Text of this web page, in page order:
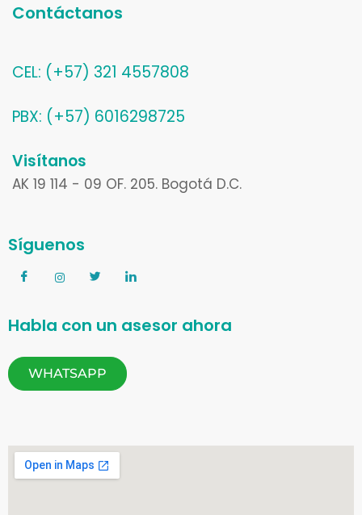
Contáctanos
CEL: (+57) 321 4557808
PBX: (+57) 6016298725
Visítanos
AK 19 114 - 09 OF. 205. Bogotá D.C.
Síguenos
Habla con un asesor ahora
WHATSAPP